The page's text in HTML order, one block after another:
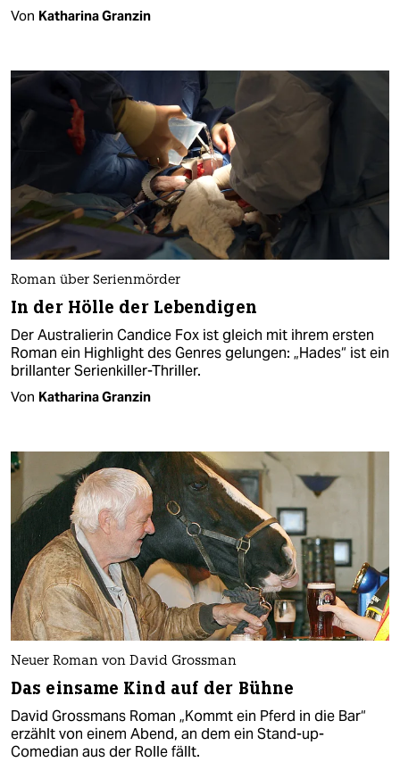
Von Katharina Granzin
Roman über Serienmörder
In der Hölle der Lebendigen
Der Australierin Candice Fox ist gleich mit ihrem ersten
Roman ein Highlight des Genres gelungen: „Hades“ ist ein
brillanter Serienkiller-Thriller.
Von Katharina Granzin
Neuer Roman von David Grossman
Das einsame Kind auf der Bühne
David Grossmans Roman „Kommt ein Pferd in die Bar“
erzählt von einem Abend, an dem ein Stand-up-
Comedian aus der Rolle fällt.